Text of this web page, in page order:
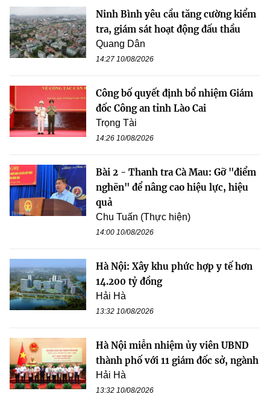
Ninh Bình yêu cầu tăng cường kiểm
tra, giám sát hoạt động đấu thầu
Quang Dân
14:27 10/08/2026
Công bố quyết định bổ nhiệm Giám
đốc Công an tỉnh Lào Cai
Trọng Tài
14:26 10/08/2026
Bài 2 - Thanh tra Cà Mau: Gỡ "điểm
nghẽn" để nâng cao hiệu lực, hiệu
quả
Chu Tuấn (Thực hiện)
14:00 10/08/2026
Hà Nội: Xây khu phức hợp y tế hơn
14.200 tỷ đồng
Hải Hà
13:32 10/08/2026
Hà Nội miễn nhiệm ủy viên UBND
thành phố với 11 giám đốc sở, ngành
Hải Hà
13:32 10/08/2026